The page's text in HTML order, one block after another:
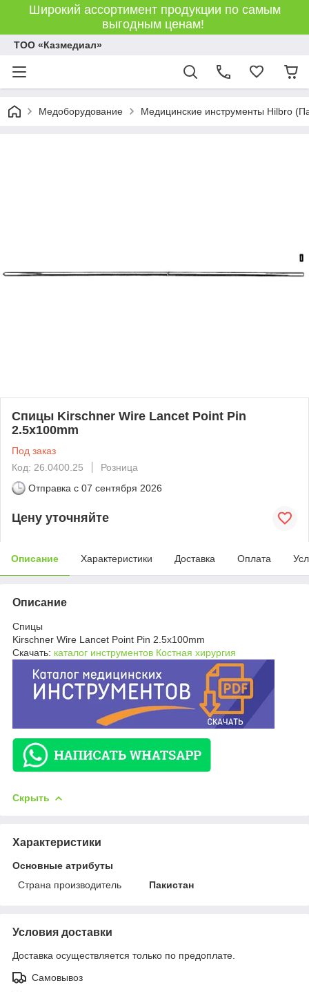
Широкий ассортимент продукции по самым
выгодным ценам!
ТОО «Казмедиал»
Медоборудование Медицинские инструменты Hilbro
Спицы Kirschner Wire Lancet Point Pin
2.5x100mm
Под заказ
Код: 26.0400.25
Розница
Отправка с 07 сентября 2026
Цену уточняйте
Описание Характеристики Доставка Оплата
Описание
Спицы
Kirschner Wire Lancet Point Pin 2.5x100mm
Скачать: каталог инструментов Костная хирургия
Скрыть
Характеристики
Основные атрибуты
Страна производитель
Пакистан
Условия доставки
Доставка осуществляется только по предоплате.
Самовывоз